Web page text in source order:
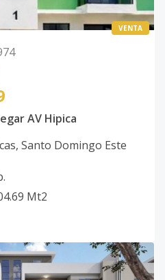
VENTA
AV Hipica
, Santo Domingo Este
Mt2